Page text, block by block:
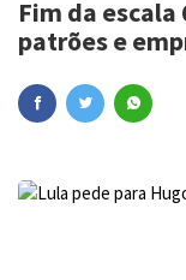
Fim da
patrões e